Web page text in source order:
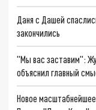
Даня с Дашей
закончились
"Мы вас заставим":
объяснил главный
Новое масштабнейшее